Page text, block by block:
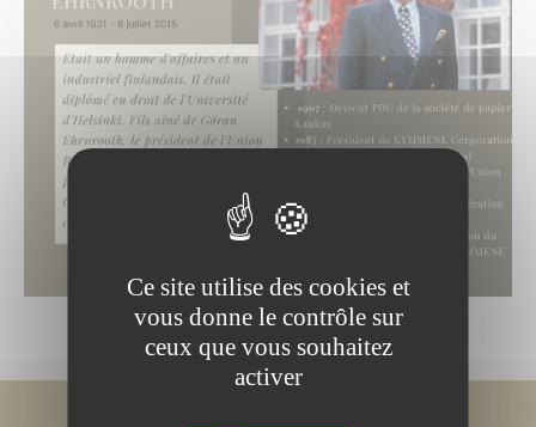
Ce site utilise des cookies et
vous donne le contrôle sur
ceux que vous souhaitez
activer